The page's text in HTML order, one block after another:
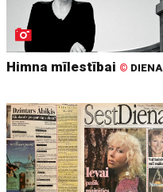
Himna mīlestībai © DIENA